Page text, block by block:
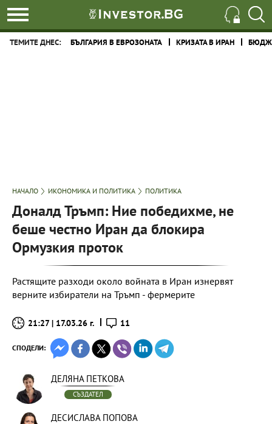
ТЕМИТЕ ДНЕС: БЪЛГАРИЯ В ЕВРОЗОНАТА КРИЗАТА В ИРАН
НАЧАЛО ИКОНОМИКА И ПОЛИТИКА ПОЛИТИКА
Доналд Тръмп: Ние победихме, не
беше честно Иран да блокира
Ормузкия проток
Растящите разходи около войната в Иран изнервят
верните избиратели на Тръмп - фермерите
21:27 | 17.03.26 г. 11
СПОДЕЛИ:
ДЕЛЯНА ПЕТКОВА
СЪЗДАТЕЛ
ДЕСИСЛАВА ПОПОВА